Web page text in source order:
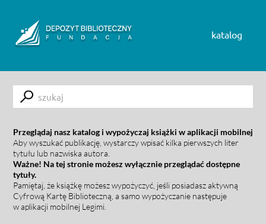
katalog
Submit
Przeglądaj nasz katalog i wypożyczaj książki w aplikacji mobilnej
Aby wyszukać publikację, wystarczy wpisać kilka pierwszych liter
tytułu lub nazwiska autora.
Ważne! Na tej stronie możesz wyłącznie przeglądać dostępne
tytuły.
Pamiętaj, że książkę możesz wypożyczyć, jeśli posiadasz aktywną
Cyfrową Kartę Biblioteczną, a samo wypożyczanie następuje
w aplikacji mobilnej Legimi.